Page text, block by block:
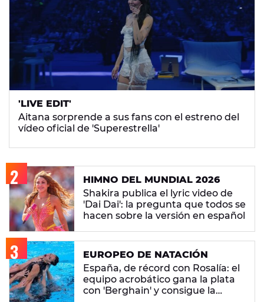
'LIVE EDIT'
Aitana sorprende a sus fans con el estreno del
vídeo oficial de 'Superestrella'
HIMNO DEL MUNDIAL 2026
Shakira publica el lyric video de
'Dai Dai': la pregunta que todos se
hacen sobre la versión en español
EUROPEO DE NATACIÓN
España, de récord con Rosalía: el
equipo acrobático gana la plata
con 'Berghain' y consigue la